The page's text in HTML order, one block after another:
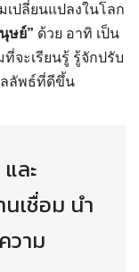
เปลี่ยนแปลงในโลก
ษย์” ด้วย อาทิ เป็น
จะเรียนรู้ รู้จักปรับ
ลลัพธ์ที่ดีขึ้น
ละ
เชื่อม นำ
วาม